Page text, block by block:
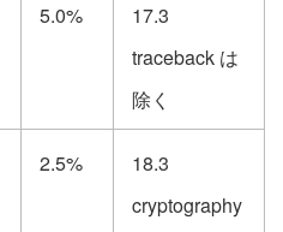
5.0%
17.3
traceback は
除く
2.5%
18.3
cryptography